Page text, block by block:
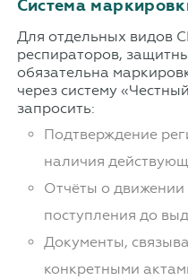
Система
Для отдельных видов
респираторов,
обязательна
через систему
запросить:
Подтверждение
наличия
Отчёты о
поступления до
Документы,
конкретными